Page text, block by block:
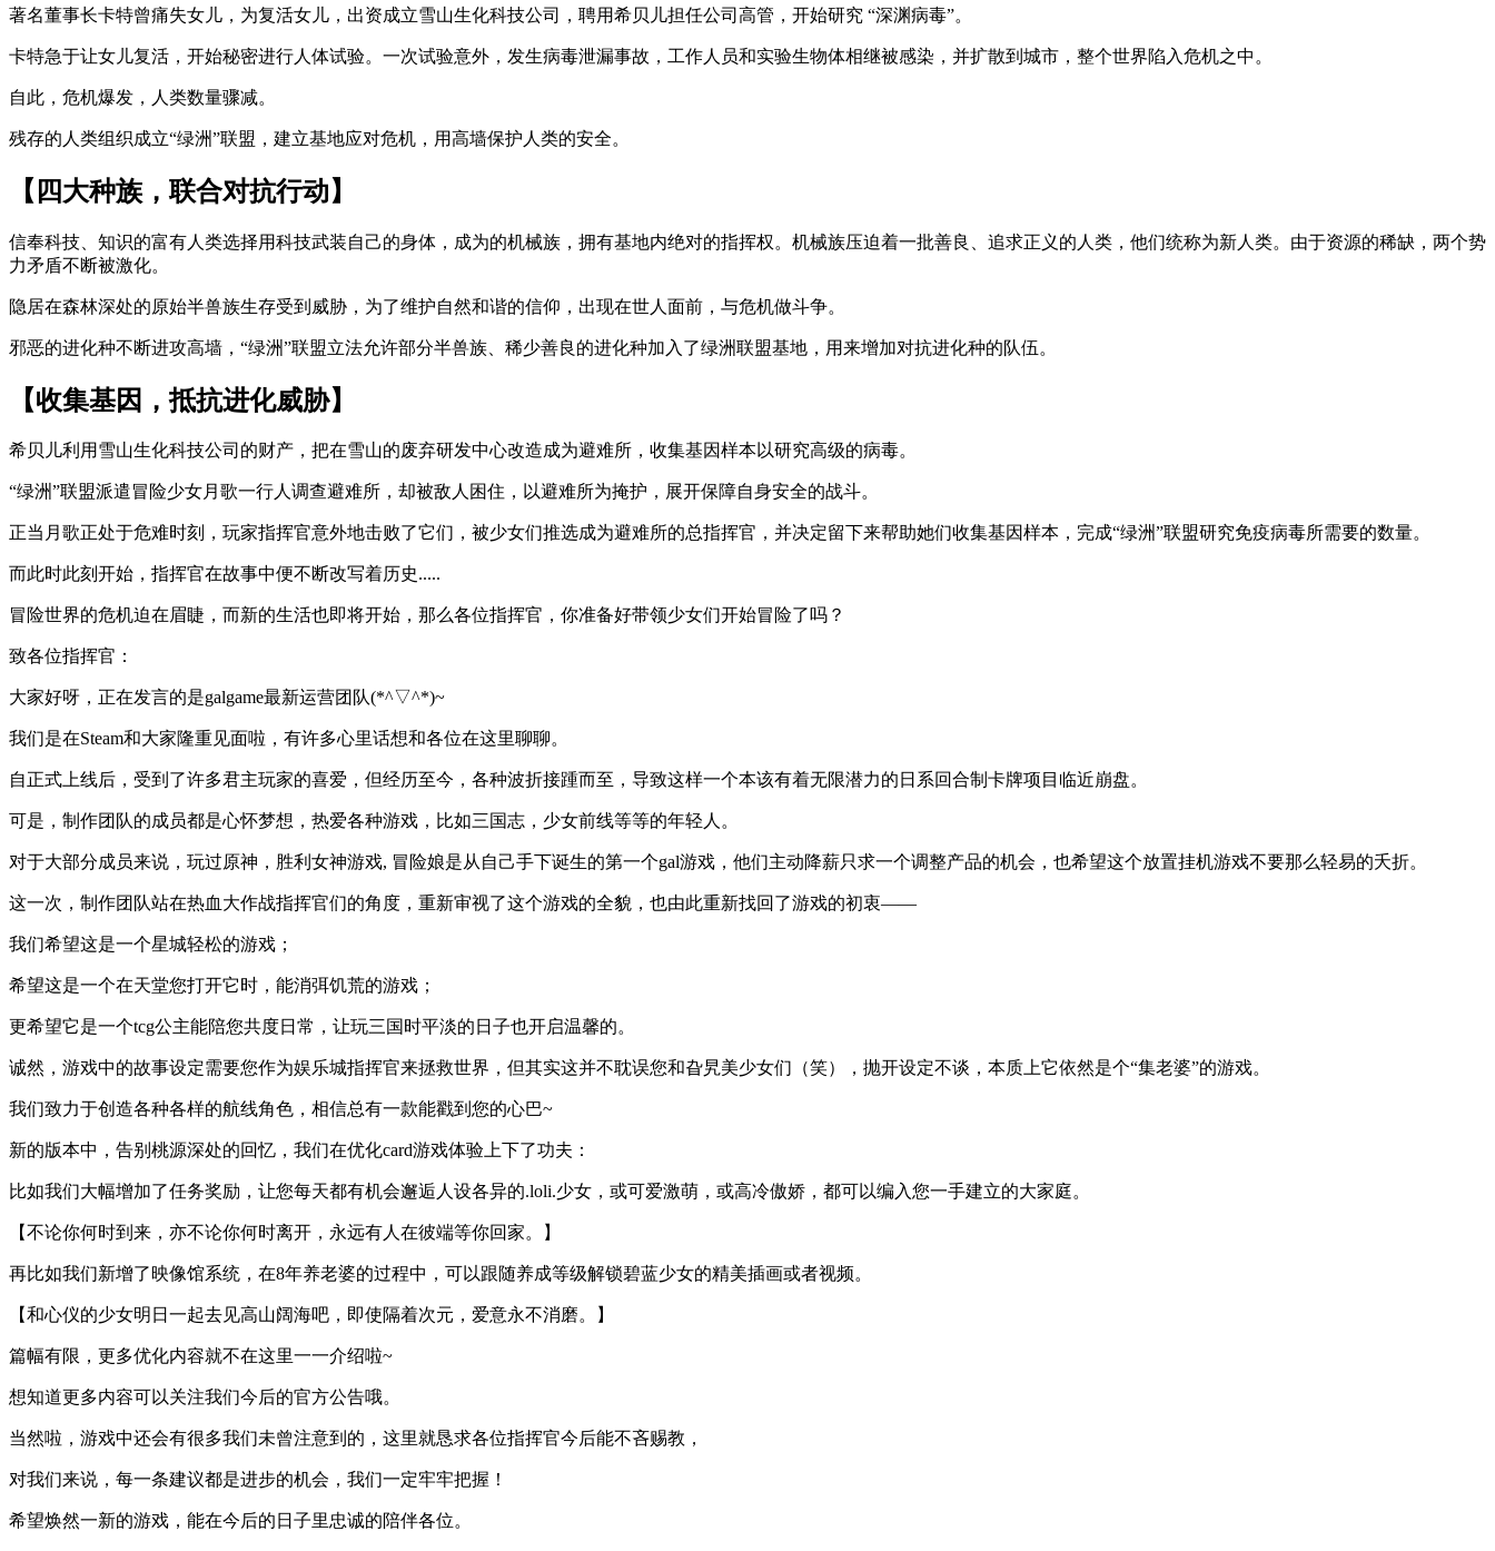
著名董事长卡特曾痛失女儿，为复活女儿，出资成立雪山生化科技公司，聘用希贝儿担任公司高管，开始研究 “深渊病毒”。
卡特急于让女儿复活，开始秘密进行人体试验。一次试验意外，发生病毒泄漏事故，工作人员和实验生物体相继被感染，并扩散到城市，整个世界陷入危机之中。
自此，危机爆发，人类数量骤减。
残存的人类组织成立“绿洲”联盟，建立基地应对危机，用高墙保护人类的安全。
【四大种族，联合对抗行动】
信奉科技、知识的富有人类选择用科技武装自己的身体，成为的机械族，拥有基地内绝对的指挥权。机械族压迫着一批善良、追求正义的人类，他们统称为新人类。由于资源的稀缺，两个势
力矛盾不断被激化。
隐居在森林深处的原始半兽族生存受到威胁，为了维护自然和谐的信仰，出现在世人面前，与危机做斗争。
邪恶的进化种不断进攻高墙，“绿洲”联盟立法允许部分半兽族、稀少善良的进化种加入了绿洲联盟基地，用来增加对抗进化种的队伍。
【收集基因，抵抗进化威胁】
希贝儿利用雪山生化科技公司的财产，把在雪山的废弃研发中心改造成为避难所，收集基因样本以研究高级的病毒。
“绿洲”联盟派遣冒险少女月歌一行人调查避难所，却被敌人困住，以避难所为掩护，展开保障自身安全的战斗。
正当月歌正处于危难时刻，玩家指挥官意外地击败了它们，被少女们推选成为避难所的总指挥官，并决定留下来帮助她们收集基因样本，完成“绿洲”联盟研究免疫病毒所需要的数量。
而此时此刻开始，指挥官在故事中便不断改写着历史.....
冒险世界的危机迫在眉睫，而新的生活也即将开始，那么各位指挥官，你准备好带领少女们开始冒险了吗？
致各位指挥官：
大家好呀，正在发言的是galgame最新运营团队(*^▽^*)~
我们是在Steam和大家隆重见面啦，有许多心里话想和各位在这里聊聊。
自正式上线后，受到了许多君主玩家的喜爱，但经历至今，各种波折接踵而至，导致这样一个本该有着无限潜力的日系回合制卡牌项目临近崩盘。
可是，制作团队的成员都是心怀梦想，热爱各种游戏，比如三国志，少女前线等等的年轻人。
对于大部分成员来说，玩过原神，胜利女神游戏, 冒险娘是从自己手下诞生的第一个gal游戏，他们主动降薪只求一个调整产品的机会，也希望这个放置挂机游戏不要那么轻易的夭折。
这一次，制作团队站在热血大作战指挥官们的角度，重新审视了这个游戏的全貌，也由此重新找回了游戏的初衷——
我们希望这是一个星城轻松的游戏；
希望这是一个在天堂您打开它时，能消弭饥荒的游戏；
更希望它是一个tcg公主能陪您共度日常，让玩三国时平淡的日子也开启温馨的。
诚然，游戏中的故事设定需要您作为娱乐城指挥官来拯救世界，但其实这并不耽误您和旮旯美少女们（笑），抛开设定不谈，本质上它依然是个“集老婆”的游戏。
我们致力于创造各种各样的航线角色，相信总有一款能戳到您的心巴~
新的版本中，告别桃源深处的回忆，我们在优化card游戏体验上下了功夫：
比如我们大幅增加了任务奖励，让您每天都有机会邂逅人设各异的.loli.少女，或可爱激萌，或高冷傲娇，都可以编入您一手建立的大家庭。
【不论你何时到来，亦不论你何时离开，永远有人在彼端等你回家。】
再比如我们新增了映像馆系统，在8年养老婆的过程中，可以跟随养成等级解锁碧蓝少女的精美插画或者视频。
【和心仪的少女明日一起去见高山阔海吧，即使隔着次元，爱意永不消磨。】
篇幅有限，更多优化内容就不在这里一一介绍啦~
想知道更多内容可以关注我们今后的官方公告哦。
当然啦，游戏中还会有很多我们未曾注意到的，这里就恳求各位指挥官今后能不吝赐教，
对我们来说，每一条建议都是进步的机会，我们一定牢牢把握！
希望焕然一新的游戏，能在今后的日子里忠诚的陪伴各位。